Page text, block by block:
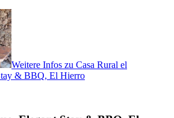
Weitere Infos zu Casa Rural el
& BBQ, El Hierro